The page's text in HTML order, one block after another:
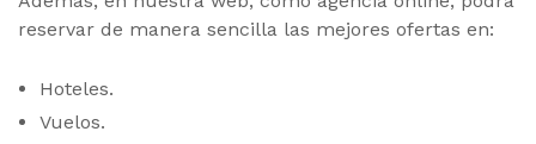
reservar de manera sencilla las mejores ofertas en:
Hoteles.
Vuelos.